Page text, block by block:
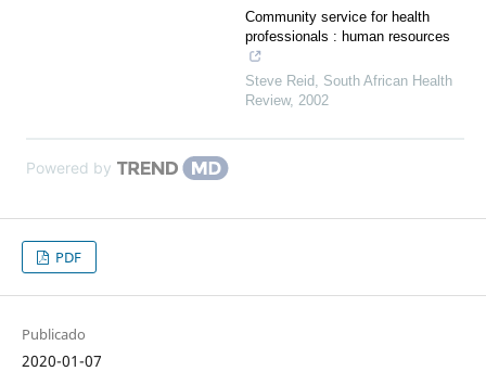
Community service for health
professionals : human resources
Steve Reid, South African Health
Review, 2002
Powered by
PDF
Publicado
2020-01-07